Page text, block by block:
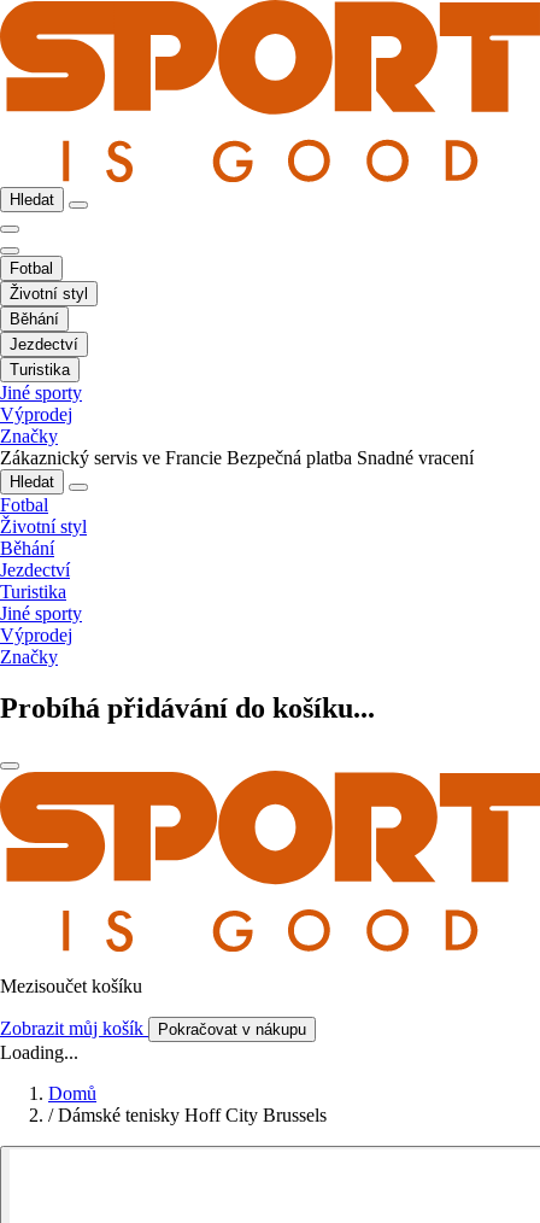
Hledat
Fotbal
Životní styl
Běhání
Jezdectví
Turistika
Jiné sporty
Výprodej
Značky
Zákaznický servis ve Francie Bezpečná platba Snadné vracení
Hledat
Fotbal
Životní styl
Běhání
Jezdectví
Turistika
Jiné sporty
Výprodej
Značky
Probíhá přidávání do košíku...
Mezisoučet košíku
Zobrazit můj košík Pokračovat v nákupu
Loading...
Domů
/ Dámské tenisky Hoff City Brussels